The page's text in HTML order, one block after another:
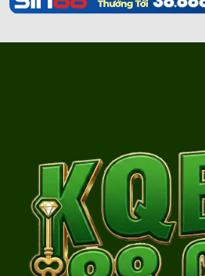
1,862
044***3233
1,856
097***2064
1,855
078***5914
1,854
079***9752
081***4569
1,852
036***1350